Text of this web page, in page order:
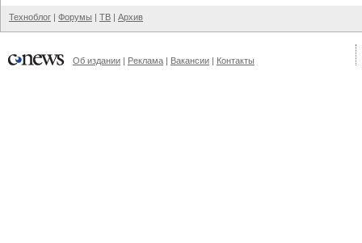
Техноблог | Форумы | ТВ | Архив
Об издании | Реклама | Вакансии | Контакты